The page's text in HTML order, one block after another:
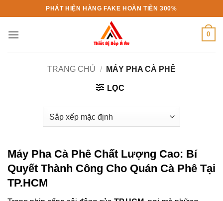
qua
nội
PHÁT HIỆN HÀNG FAKE HOÀN TIỀN 300%
0
TRANG CHỦ / MÁY PHA CÀ PHÊ
LỌC
Máy Pha Cà Phê Chất Lượng Cao: Bí
Quyết Thành Công Cho Quán Cà Phê Tại
TP.HCM